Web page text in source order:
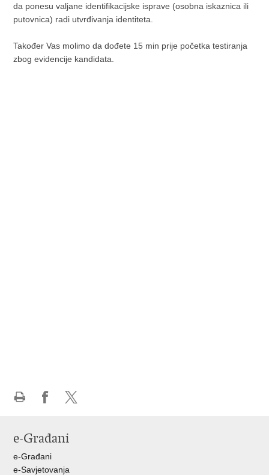
da ponesu valjane identifikacijske isprave (osobna iskaznica ili
putovnica) radi utvrđivanja identiteta.
Također Vas molimo da dođete 15 min prije početka testiranja
zbog evidencije kandidata.
Facebooku
X-
e-Građani
e-Građani
e-Savjetovanja